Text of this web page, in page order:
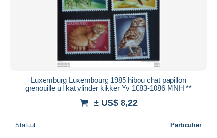
Luxemburg Luxembourg 1985 hibou chat papillon
grenouille uil kat vlinder kikker Yv 1083-1086 MNH **
± US$ 8,22
Statuut Particulier